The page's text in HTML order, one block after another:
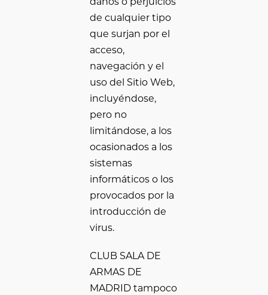
de cualquier tipo
que surjan por el
acceso,
navegación y el
uso del Sitio Web,
incluyéndose,
pero no
limitándose, a los
ocasionados a los
sistemas
informáticos o los
provocados por la
introducción de
virus.
CLUB SALA DE
ARMAS DE
MADRID tampoco